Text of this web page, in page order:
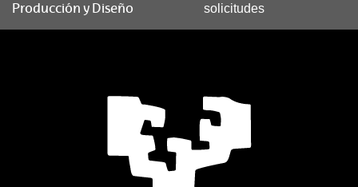
Producción y Diseño
solicitudes